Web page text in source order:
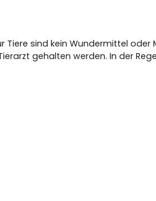
Tiere sind kein Wundermittel
gehalten werden. In der